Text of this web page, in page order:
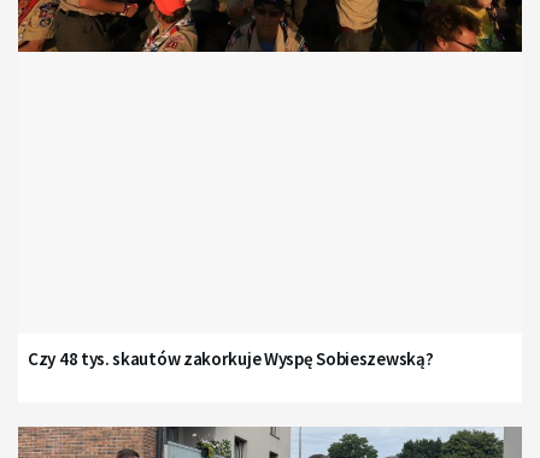
Czy 48 tys. skautów zakorkuje Wyspę Sobieszewską?